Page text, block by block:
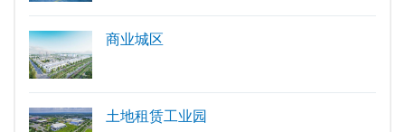
商业城区
土地租赁工业园